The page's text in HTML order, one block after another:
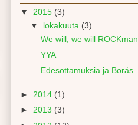
▼ 2015 (3)
▼ lokakuuta (3)
We will, we will ROCKman
YYA
Edesottamuksia ja Borås
► 2014 (1)
► 2013 (3)